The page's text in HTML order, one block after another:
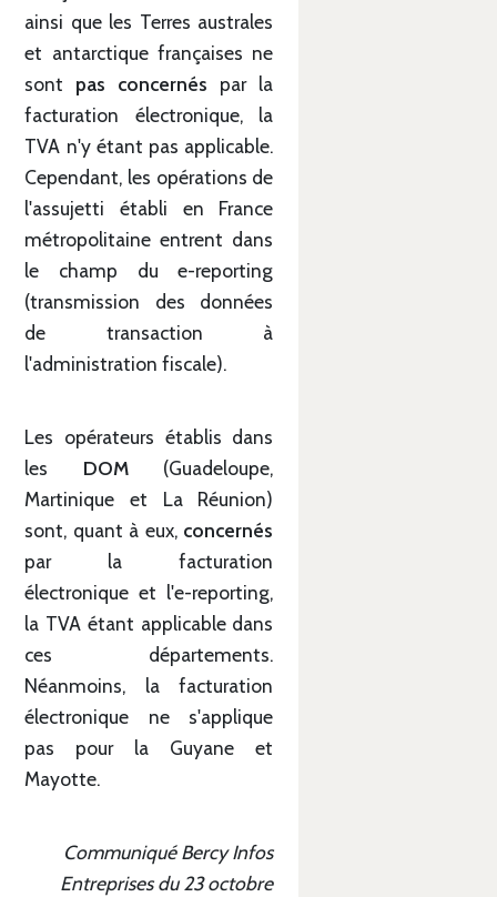
ainsi que les Terres australes
et antarctique françaises ne
sont pas concernés par la
facturation électronique, la
TVA n'y étant pas applicable.
Cependant, les opérations de
l'assujetti établi en France
métropolitaine entrent dans
le champ du e-reporting
(transmission des données
de transaction à
l'administration fiscale).
Les opérateurs établis dans
les DOM(Guadeloupe,
Martinique et La Réunion)
sont, quant à eux, concernés
par la facturation
électronique et l'e-reporting,
la TVA étant applicable dans
ces départements.
Néanmoins, la facturation
électronique ne s'applique
pas pour la Guyane et
Mayotte.
Communiqué Bercy Infos
Entreprises du 23 octobre